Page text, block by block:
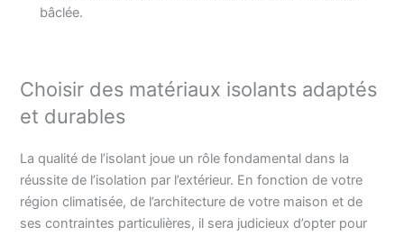
bâclée.
Choisir des matériaux isolants adaptés
et durables
La qualité de l’isolant joue un rôle fondamental dans la
réussite de l’isolation par l’extérieur. En fonction de votre
région climatisée, de l’architecture de votre maison et de
ses contraintes particulières, il sera judicieux d’opter pour